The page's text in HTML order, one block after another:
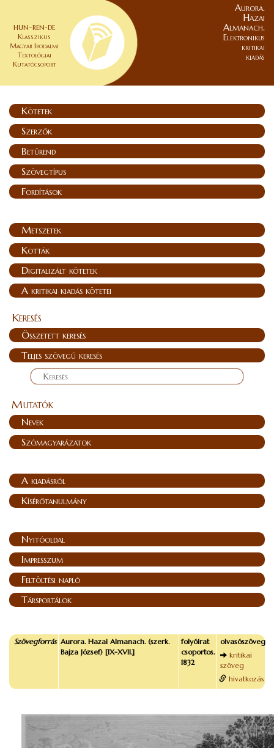
HUN–REN-DE
Klasszikus
Magyar Irodalmi
Textológiai
Kutatócsoport
Aurora.
Hazai
Almanach.
Elektronikus
kritikai
kiadás
Kötetek
Szerzők
Betűrend
Szövegtípus
Fordítások
Metszetek
Kották
Digitalizált kötetek
A kritikai kiadás kötetei
Keresés
Összetett keresés
Teljes szövegű keresés
Mutatók
Nevek
Szómagyarázatok
A kiadásról
Kísérőtanulmány
Nyitóoldal
Impresszum
Feltöltési napló
Társportálok
Szövegforrás Aurora. Hazai Almanach. (szerk.
Bajza József) [IX-XVII.]
folyóirat
csoportos.
1832
olvasószöveg
kritikai
szöveg
hivatkozás